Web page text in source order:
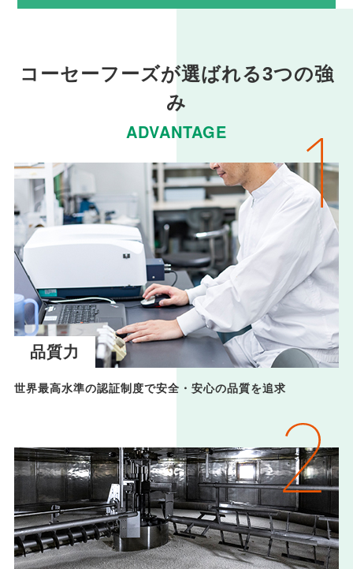
コーセーフーズが選ばれる3つの強
み
ADVANTAGE
品質力
世界最高水準の認証制度で安全・安心の品質を追求